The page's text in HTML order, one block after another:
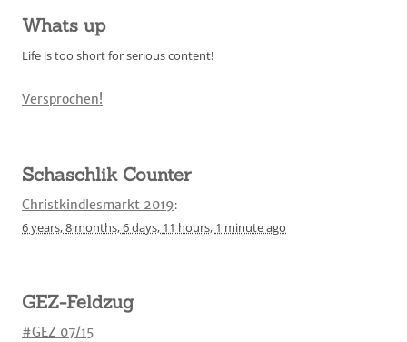
Whats up
Life is too short for serious content!
Versprochen!
Schaschlik Counter
Christkindlesmarkt 2019:
6 years,8 months,6 days, 11 hours, 1 minuteago
GEZ-Feldzug
#GEZ 07/15